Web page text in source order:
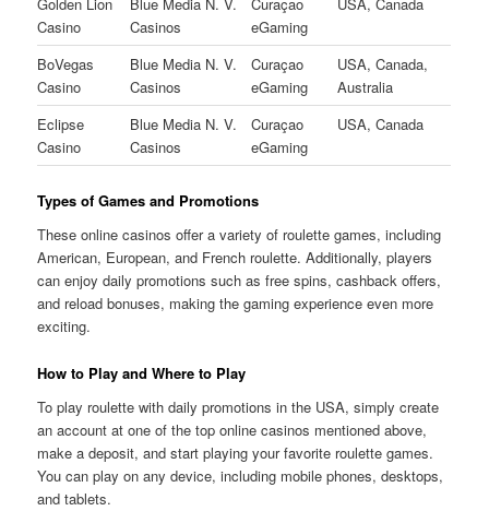
Casino
Casinos
eGaming
BoVegas
Casino
Blue Media N. V.
Casinos
Curaçao
eGaming
USA, Canada,
Australia
Eclipse
Casino
Blue Media N. V.
Casinos
Curaçao
eGaming
USA, Canada
Types of Games and Promotions
These online casinos offer a variety of roulette games, including
American, European, and French roulette. Additionally, players
can enjoy daily promotions such as free spins, cashback offers,
and reload bonuses, making the gaming experience even more
exciting.
How to Play and Where to Play
To play roulette with daily promotions in the USA, simply create
an account at one of the top online casinos mentioned above,
make a deposit, and start playing your favorite roulette games.
You can play on any device, including mobile phones, desktops,
and tablets.